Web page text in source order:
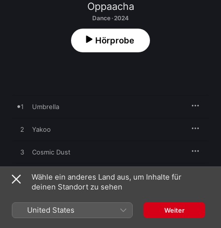
Oppaacha
Dance · 2024
Hörprobe
1 Umbrella
2 Yakoo
3 Cosmic Dust
26. Juli 2024
℗ 2024 Diynamic Music
Wähle ein anderes Land aus, um Inhalte für
deinen Standort zu sehen
United States Weiter